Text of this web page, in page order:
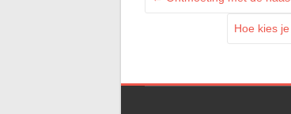
Hoe kies